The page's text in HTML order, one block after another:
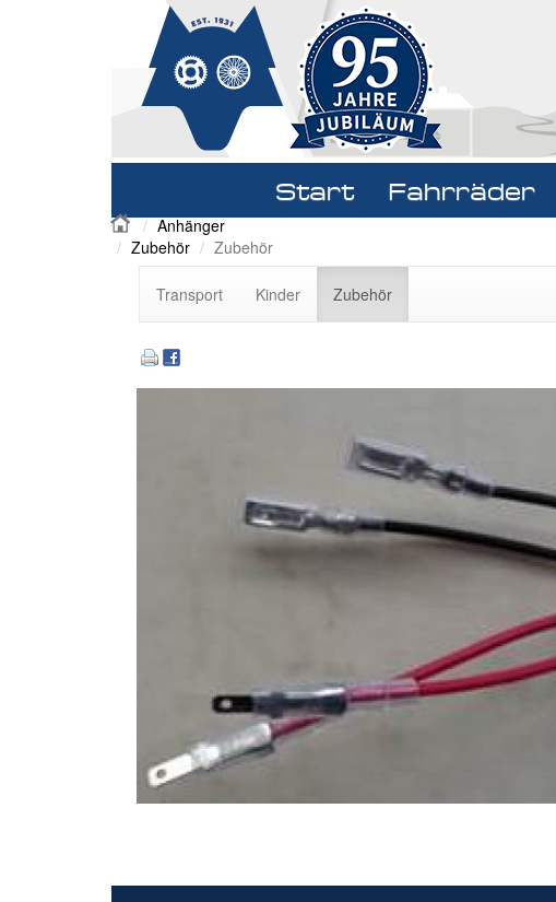
Navigation
überspringen
Start Fahrräder
Anhänger
Zubehör
Zubehör
überspringen
Transport Kinder Zubehör